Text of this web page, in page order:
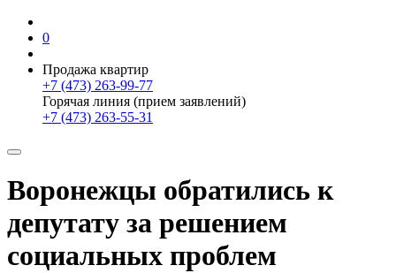
0
Продажа квартир
+7 (473) 263-99-77
Горячая линия (прием заявлений)
+7 (473) 263-55-31
Воронежцы обратились к
депутату за решением
социальных проблем